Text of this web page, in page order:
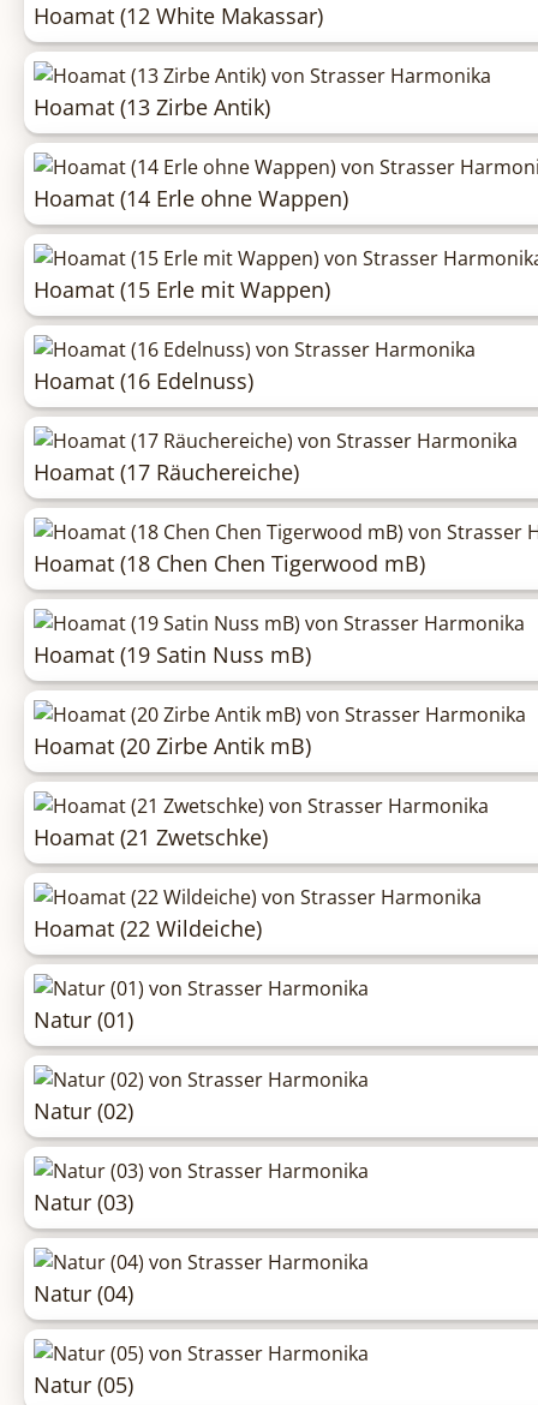
Hoamat (12 White Makassar)
Hoamat (13 Zirbe Antik)
Hoamat (14 Erle ohne Wappen)
Hoamat (15 Erle mit Wappen)
Hoamat (16 Edelnuss)
Hoamat (17 Räuchereiche)
Hoamat (18 Chen Chen Tigerwood mB)
Hoamat (19 Satin Nuss mB)
Hoamat (20 Zirbe Antik mB)
Hoamat (21 Zwetschke)
Hoamat (22 Wildeiche)
Natur (01)
Natur (02)
Natur (03)
Natur (04)
Natur (05)